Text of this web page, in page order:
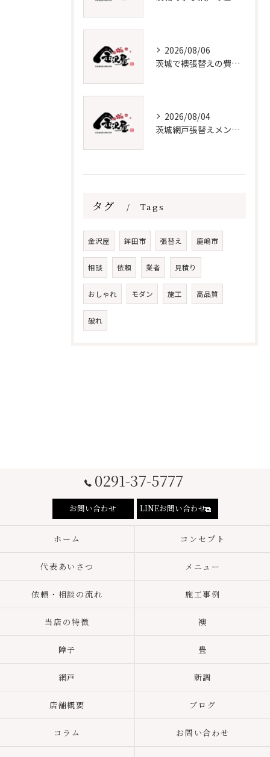
2026/08/06
茨城で襖張替えの費用と時期を解説
2026/08/04
茨城網戸張替えメンテナンス必須知識
タグ Tags
金沢屋 鉾田市 張替え 鹿嶋市
相談 依頼 業者 見積り
おしゃれ モダン 施工 高品質
破れ
0291-37-5777
お問い合わせ LINEお問い合わせ
ホーム コンセプト
代表あいさつ メニュー
依頼・相談の流れ 施工事例
当店の特徴 襖
障子 畳
網戸 新調
店舗概要 ブログ
コラム お問い合わせ